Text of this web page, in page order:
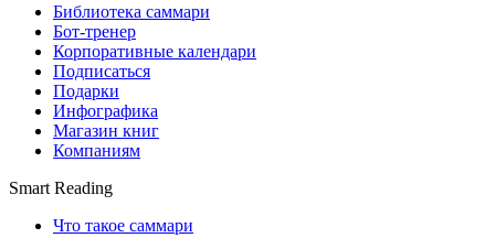
Библиотека саммари
Бот-тренер
Корпоративные календари
Подписаться
Подарки
Инфографика
Магазин книг
Компаниям
Smart Reading
Что такое саммари